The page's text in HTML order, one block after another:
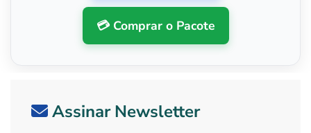
💳 Comprar o Pacote
Assinar Newsletter